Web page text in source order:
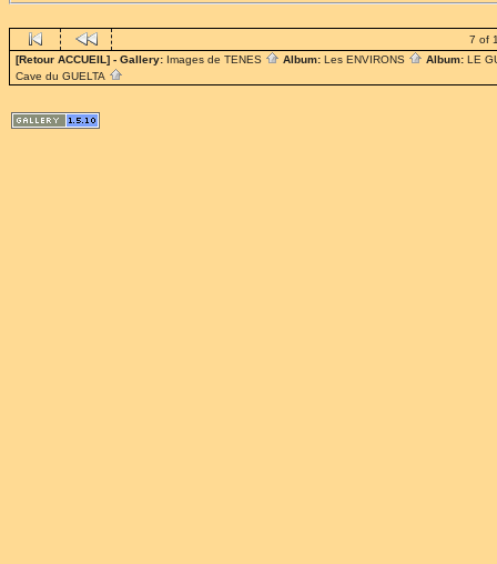
7 of
[Retour ACCUEIL] - Gallery: Images de TENES Album: Les ENVIRONS Album: LE
Cave du GUELTA